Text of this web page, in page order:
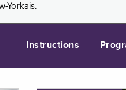
Yorkais.
Instructions